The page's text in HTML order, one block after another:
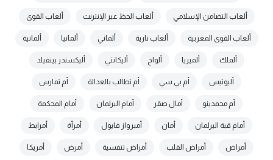
ألعاب التضامن الإسلامي ألعاب الحظ عبر الإنترنت ألعاب القوى
ألعاب القوى المغربية ألعاب نارية ألماني ألمانيا ألمانية
ألملك ألميريا ألواح أليكانتي أليكسندر بينفيلد
أليوتيس أم بي سي أم تطالب بالعدالة أم تمارس
أم محمدينو أمال صقر أمام البرلمان أمام المحكمة
أمام قبة البرلمان أمان أمبرواز فايول أمرأة أمرابط
أمراض أمراض القلب أمراض تنفسية أمرض أمريكا